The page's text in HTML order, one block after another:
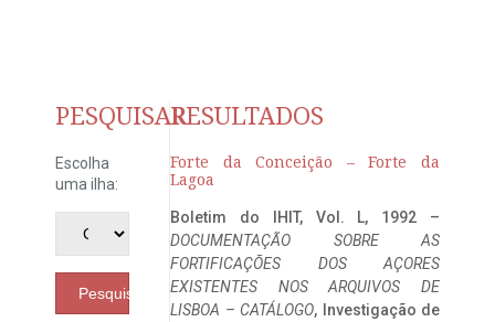
PESQUISAR
Escolha
uma ilha:
Pesquisar
RESULTADOS
Forte da Conceição – Forte da
Lagoa
Boletim do IHIT, Vol. L, 1992 –
DOCUMENTAÇÃO SOBRE AS
FORTIFICAÇÕES DOS AÇORES
EXISTENTES NOS ARQUIVOS DE
LISBOA – CATÁLOGO, Investigação de